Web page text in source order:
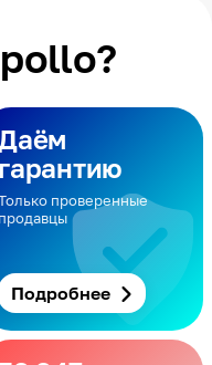
гарантию
проверенные
продавцы
Подробнее